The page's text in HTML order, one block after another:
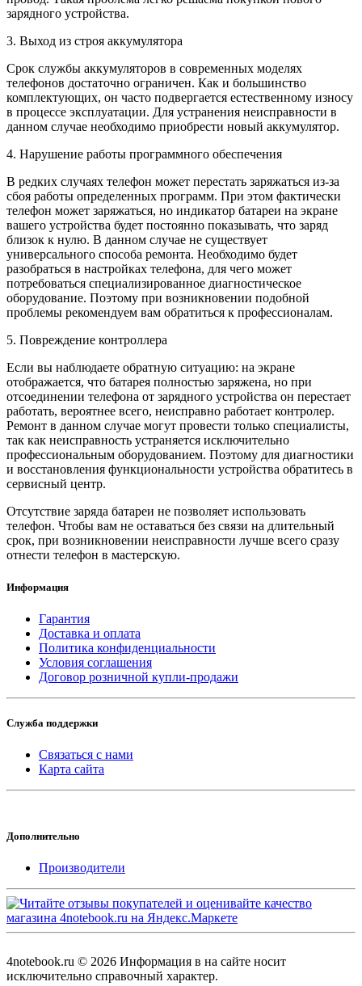
зарядного устройства.
3. Выход из строя аккумулятора
Срок службы аккумуляторов в современных моделях
телефонов достаточно ограничен. Как и большинство
комплектующих, он часто подвергается естественному износу
в процессе эксплуатации. Для устранения неисправности в
данном случае необходимо приобрести новый аккумулятор.
4. Нарушение работы программного обеспечения
В редких случаях телефон может перестать заряжаться из-за
сбоя работы определенных программ. При этом фактически
телефон может заряжаться, но индикатор батареи на экране
вашего устройства будет постоянно показывать, что заряд
близок к нулю. В данном случае не существует
универсального способа ремонта. Необходимо будет
разобраться в настройках телефона, для чего может
потребоваться специализированное диагностическое
оборудование. Поэтому при возникновении подобной
проблемы рекомендуем вам обратиться к профессионалам.
5. Повреждение контроллера
Если вы наблюдаете обратную ситуацию: на экране
отображается, что батарея полностью заряжена, но при
отсоединении телефона от зарядного устройства он перестает
работать, вероятнее всего, неисправно работает контролер.
Ремонт в данном случае могут провести только специалисты,
так как неисправность устраняется исключительно
профессиональным оборудованием. Поэтому для диагностики
и восстановления функциональности устройства обратитесь в
сервисный центр.
Отсутствие заряда батареи не позволяет использовать
телефон. Чтобы вам не оставаться без связи на длительный
срок, при возникновении неисправности лучше всего сразу
отнести телефон в мастерскую.
Информация
Гарантия
Доставка и оплата
Политика конфиденциальности
Условия соглашения
Договор розничной купли-продажи
Служба поддержки
Связаться с нами
Карта сайта
Дополнительно
Производители
4notebook.ru © 2026 Информация в на сайте носит
исключительно справочный характер.